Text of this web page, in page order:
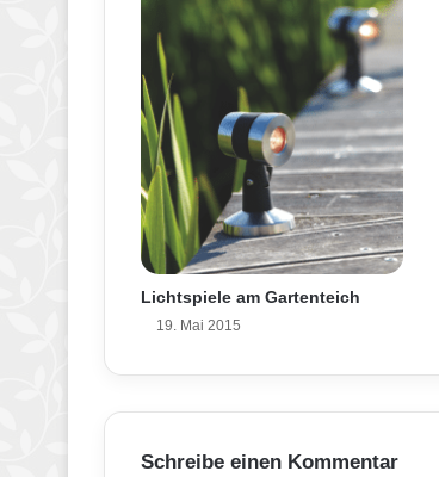
h
f
r
e
t
a
u
f
-
e
Lichtspiele am Gartenteich
19. Mai 2015
Schreibe einen Kommentar